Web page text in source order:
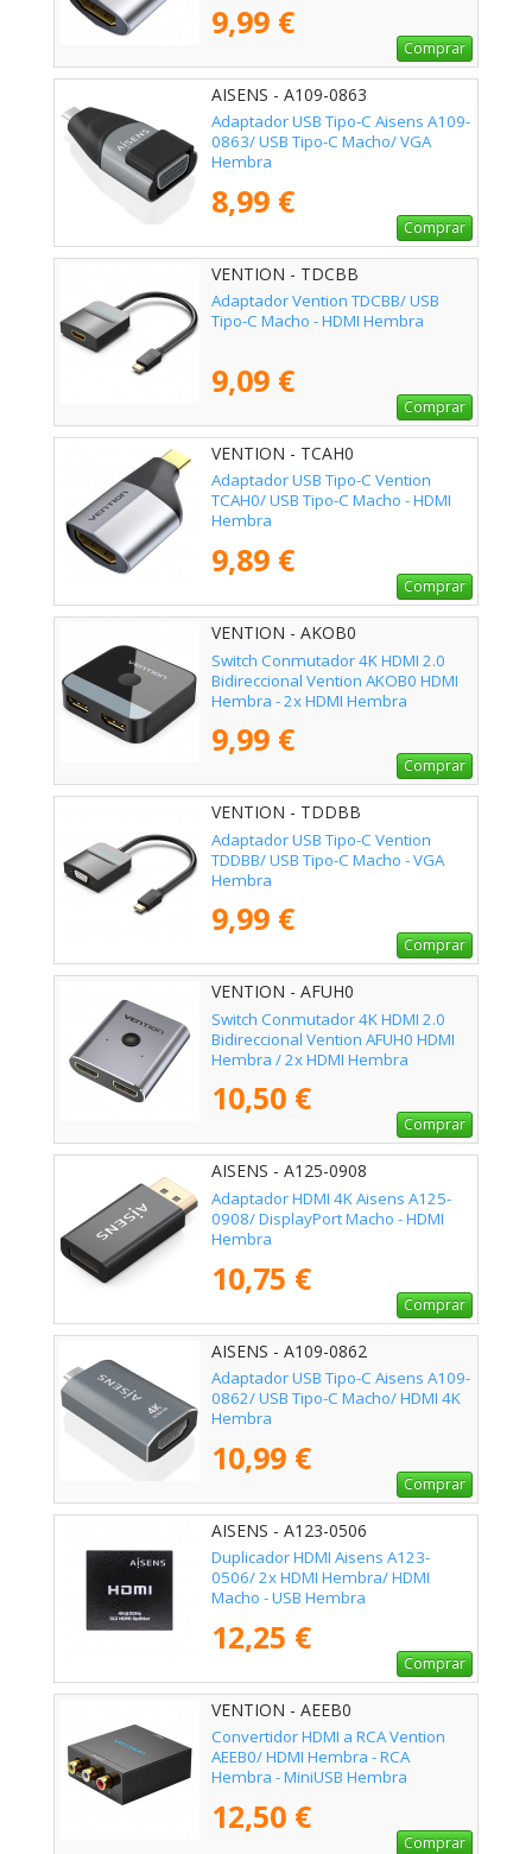
9,99 €
Comprar
AISENS - A109-0863
Adaptador USB Tipo-C Aisens A109-
0863/ USB Tipo-C Macho/ VGA
Hembra
8,99 €
Comprar
VENTION - TDCBB
Adaptador Vention TDCBB/ USB
Tipo-C Macho - HDMI Hembra
9,09 €
Comprar
VENTION - TCAH0
Adaptador USB Tipo-C Vention
TCAH0/ USB Tipo-C Macho - HDMI
Hembra
9,89 €
Comprar
VENTION - AKOB0
Switch Conmutador 4K HDMI 2.0
Bidireccional Vention AKOB0 HDMI
Hembra - 2x HDMI Hembra
9,99 €
Comprar
VENTION - TDDBB
Adaptador USB Tipo-C Vention
TDDBB/ USB Tipo-C Macho - VGA
Hembra
9,99 €
Comprar
VENTION - AFUH0
Switch Conmutador 4K HDMI 2.0
Bidireccional Vention AFUH0 HDMI
Hembra / 2x HDMI Hembra
10,50 €
Comprar
AISENS - A125-0908
Adaptador HDMI 4K Aisens A125-
0908/ DisplayPort Macho - HDMI
Hembra
10,75 €
Comprar
AISENS - A109-0862
Adaptador USB Tipo-C Aisens A109-
0862/ USB Tipo-C Macho/ HDMI 4K
Hembra
10,99 €
Comprar
AISENS - A123-0506
Duplicador HDMI Aisens A123-
0506/ 2x HDMI Hembra/ HDMI
Macho - USB Hembra
12,25 €
Comprar
VENTION - AEEB0
Convertidor HDMI a RCA Vention
AEEB0/ HDMI Hembra - RCA
Hembra - MiniUSB Hembra
12,50 €
Comprar